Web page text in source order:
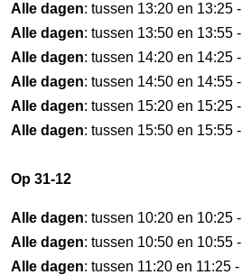
Alle dagen: tussen 13:20 en 13:25 -
Alle dagen: tussen 13:50 en 13:55 -
Alle dagen: tussen 14:20 en 14:25 -
Alle dagen: tussen 14:50 en 14:55 -
Alle dagen: tussen 15:20 en 15:25 -
Alle dagen: tussen 15:50 en 15:55 -
Op 31-12
Alle dagen: tussen 10:20 en 10:25 -
Alle dagen: tussen 10:50 en 10:55 -
Alle dagen: tussen 11:20 en 11:25 -